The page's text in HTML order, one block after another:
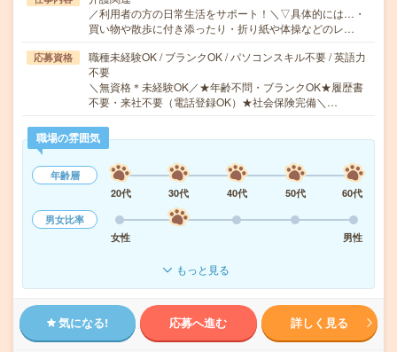
／利用者の方の日常生活をサポート！＼▽具体的には…・
買い物や散歩に付き添ったり・折り紙や体操などのレ…
応募資格
職種未経験OK / ブランクOK / パソコンスキル不要 / 英語力
不要
＼無資格＊未経験OK／★年齢不問・ブランクOK★履歴書
不要・来社不要（電話登録OK）★社会保険完備＼…
職場の雰囲気
年齢層
20代
30代 40代 50代
60代
男女比率
女性
男性
もっと見る
気になる! 応募へ進む 詳しく見る